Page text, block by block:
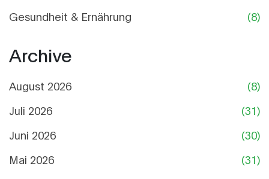
Gesundheit & Ernährung
(8)
Archive
August 2026
(8)
Juli 2026
(31)
Juni 2026
(30)
Mai 2026
(31)